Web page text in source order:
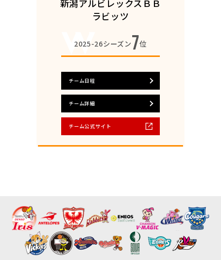
新潟アルビレックスＢＢ
ラビッツ
2025-26シーズン7位
チーム日程
チーム詳細
チーム公式サイト